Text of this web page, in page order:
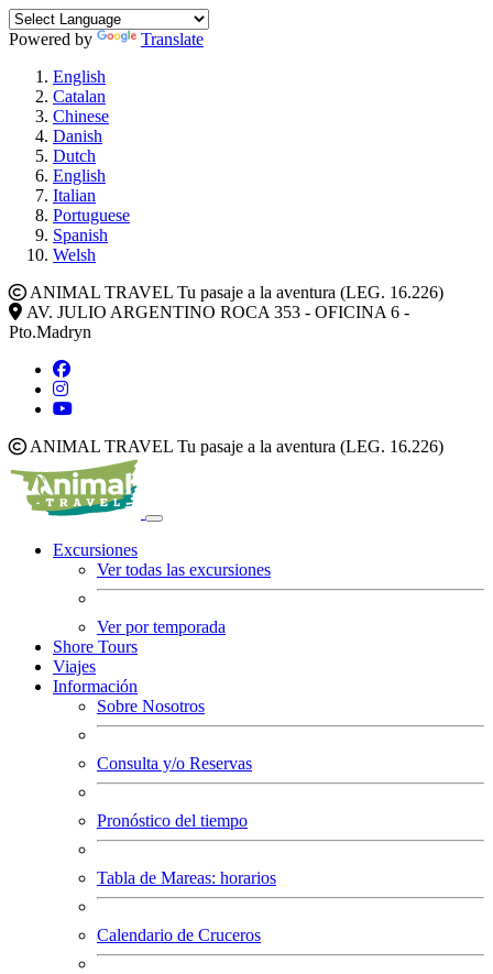
Powered by
Translate
English
Catalan
Chinese
Danish
Dutch
English
Italian
Portuguese
Spanish
Welsh
ANIMAL TRAVEL Tu pasaje a la aventura (LEG. 16.226)
AV. JULIO ARGENTINO ROCA 353 - OFICINA 6 -
Pto.Madryn
ANIMAL TRAVEL Tu pasaje a la aventura (LEG. 16.226)
Excursiones
Ver todas las excursiones
Ver por temporada
Shore Tours
Viajes
Información
Sobre Nosotros
Consulta y/o Reservas
Pronóstico del tiempo
Tabla de Mareas: horarios
Calendario de Cruceros